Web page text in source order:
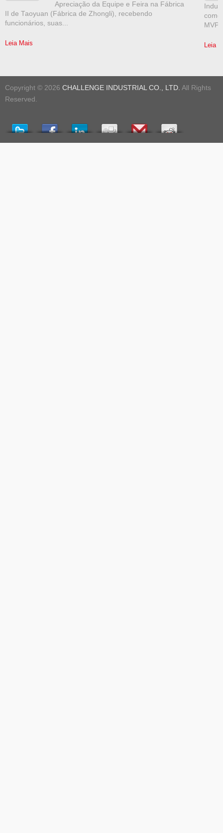
Apreciação da Equipe e Feira na Fábrica
II de Taoyuan (Fábrica de Zhongli), recebendo
funcionários, suas...
Leia Mais
como
MVP
Leia
Copyright © 2026 CHALLENGE INDUSTRIAL CO., LTD. All Rights
Reserved.